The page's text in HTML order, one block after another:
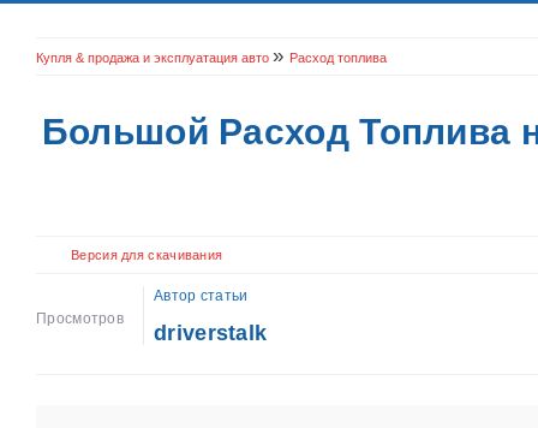
Купля & продажа и эксплуатация авто » Расход топлива
Большой Расход Топлива
Версия для скачивания
Просмотров
Автор статьи
driverstalk